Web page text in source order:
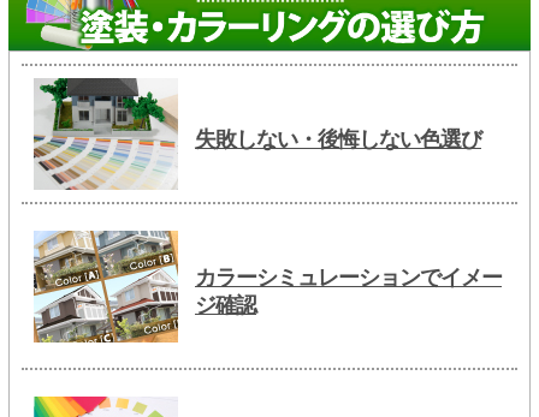
失敗しない・後悔しない色選び
カラーシミュレーションでイメー
ジ確認